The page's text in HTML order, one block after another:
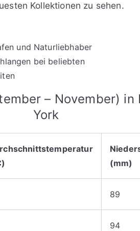
Kollektionen zu sehen.
und Naturliebhaber
bei beliebten
– November) in
York
(mm)
89
94